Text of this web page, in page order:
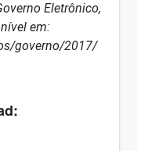
Eletrônico,
em:
governo/2017/